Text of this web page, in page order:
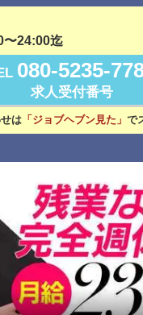
制
資
り 寮
〜24:00迄
080-5235-
求人受付番号
は 「ジョブヘブン見た」 で